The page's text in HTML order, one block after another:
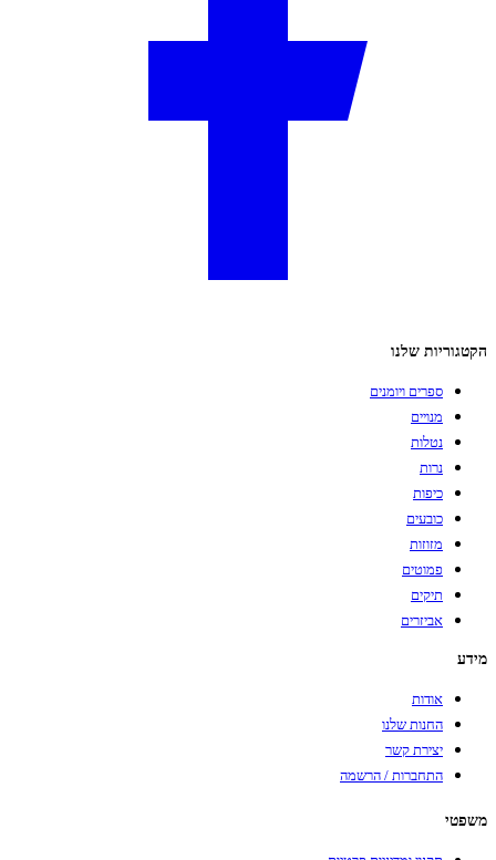
הקטגוריות שלנו
ספרים ויומנים
מנויים
נטלות
נרות
כיפות
כובעים
מזוזות
פמוטים
תיקים
אביזרים
מידע
אודות
החנות שלנו
יצירת קשר
התחברות / הרשמה
משפטי